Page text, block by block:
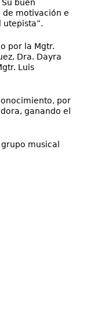
buen
de motivación e
por la Mgtr.
Dra. Dayra
Luis
por
ganando el
musical